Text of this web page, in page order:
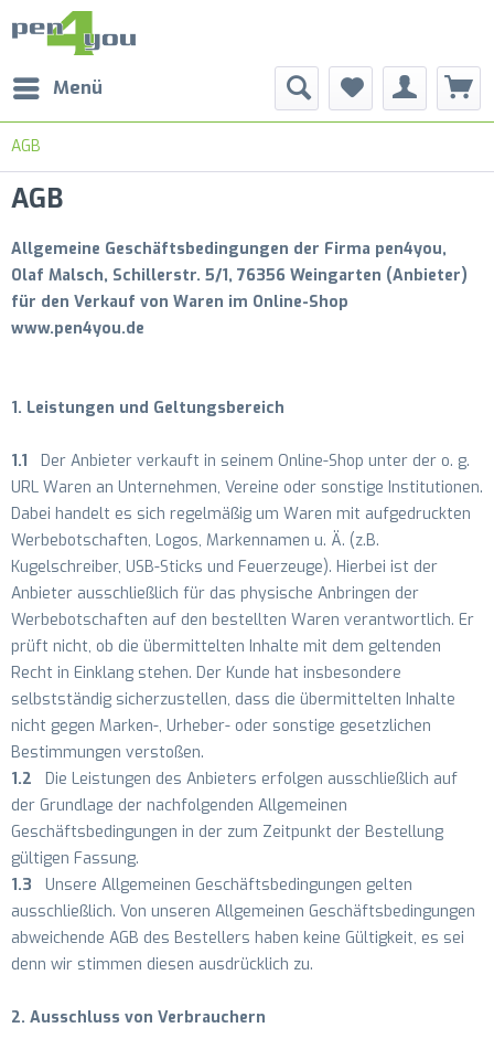
Menü
AGB
AGB
Allgemeine Geschäftsbedingungen der Firma pen4you,
Olaf Malsch, Schillerstr. 5/1, 76356 Weingarten (Anbieter)
für den Verkauf von Waren im Online-Shop
www.pen4you.de
1. Leistungen und Geltungsbereich
1.1
Der Anbieter verkauft in seinem Online-Shop unter der o. g.
URL Waren an Unternehmen, Vereine oder sonstige Institutionen.
Dabei handelt es sich regelmäßig um Waren mit aufgedruckten
Werbebotschaften, Logos, Markennamen u. Ä. (z.B.
Kugelschreiber, USB-Sticks und Feuerzeuge). Hierbei ist der
Anbieter ausschließlich für das physische Anbringen der
Werbebotschaften auf den bestellten Waren verantwortlich. Er
prüft nicht, ob die übermittelten Inhalte mit dem geltenden
Recht in Einklang stehen. Der Kunde hat insbesondere
selbstständig sicherzustellen, dass die übermittelten Inhalte
nicht gegen Marken-, Urheber- oder sonstige gesetzlichen
Bestimmungen verstoßen.
1.2
Die Leistungen des Anbieters erfolgen ausschließlich auf
der Grundlage der nachfolgenden Allgemeinen
Geschäftsbedingungen in der zum Zeitpunkt der Bestellung
gültigen Fassung.
1.3
Unsere Allgemeinen Geschäftsbedingungen gelten
ausschließlich. Von unseren Allgemeinen Geschäftsbedingungen
abweichende AGB des Bestellers haben keine Gültigkeit, es sei
denn wir stimmen diesen ausdrücklich zu.
2. Ausschluss von Verbrauchern